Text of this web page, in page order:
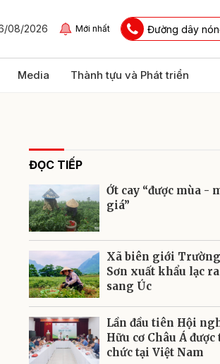
08/2026 Mới nhất Đường dây
Media Thành tựu và Phát triển
ĐỌC TIẾP
Ớt cay “được mùa -
giá”
Xã biên giới Trường
Sơn xuất khẩu lạc
sang Úc
Lần đầu tiên Hội
Hữu cơ Châu Á được
chức tại Việt Nam
Gửi